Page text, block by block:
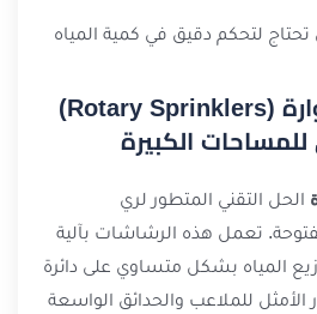
تحتاج لتحكم دقيق في كمية المياه
الرشاشات الدوارة (Rotary Sprinklers)
للمساحات الكبيرة
الحل التقني المتطور لري
تعمل هذه الرشاشات بآلية
المياه بشكل متساوي على دائرة
الأمثل للملاعب والحدائق الواسعة